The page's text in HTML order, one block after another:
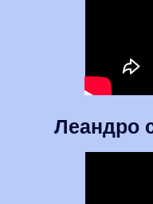
Леандро